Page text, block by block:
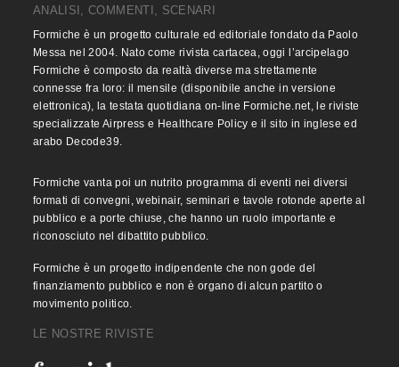
ANALISI, COMMENTI, SCENARI
Formiche è un progetto culturale ed editoriale fondato da Paolo
Messa nel 2004. Nato come rivista cartacea, oggi l’arcipelago
Formiche è composto da realtà diverse ma strettamente
connesse fra loro: il mensile (disponibile anche in versione
elettronica), la testata quotidiana on-line Formiche.net, le riviste
specializzate Airpress e Healthcare Policy e il sito in inglese ed
arabo Decode39.
Formiche vanta poi un nutrito programma di eventi nei diversi
formati di convegni, webinair, seminari e tavole rotonde aperte al
pubblico e a porte chiuse, che hanno un ruolo importante e
riconosciuto nel dibattito pubblico.
Formiche è un progetto indipendente che non gode del
finanziamento pubblico e non è organo di alcun partito o
movimento politico.
LE NOSTRE RIVISTE